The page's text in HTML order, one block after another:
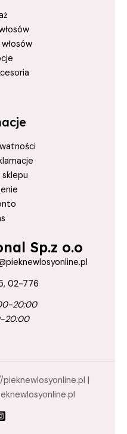
sklepu
Sp.z o.o
02-776
20:00
20:00
|